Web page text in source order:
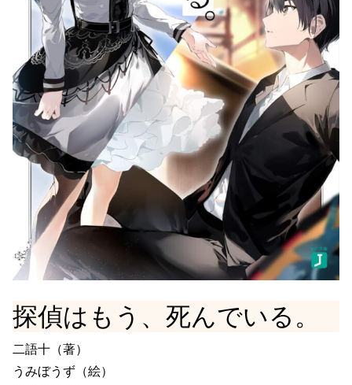
探偵はもう、死んでいる。
二語十（著）
うみぼうず（絵）